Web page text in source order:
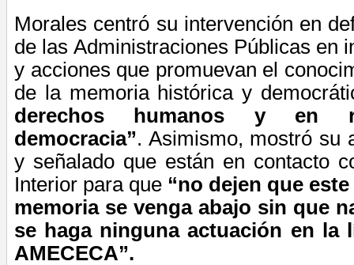
Morales centró su intervención en
de las Administraciones Públicas en
y acciones que promuevan el
de la memoria histórica y
derechos humanos y en
democracia”. Asimismo, mostró su
y señalado que están en contacto
Interior para que “no dejen que
memoria se venga abajo sin que
se haga ninguna actuación en la
AMECECA”.